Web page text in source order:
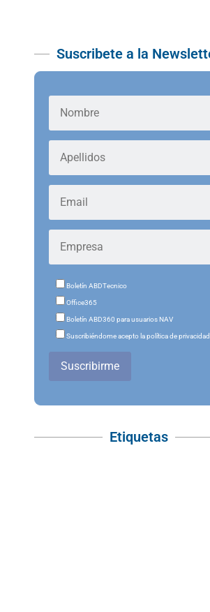
Suscribete a la
Boletín ABDTecnico
Office365
Boletín ABD360 para usuarios NAV
Suscribiéndome acepto la política de privacidad
Suscribirme
Etiquetas